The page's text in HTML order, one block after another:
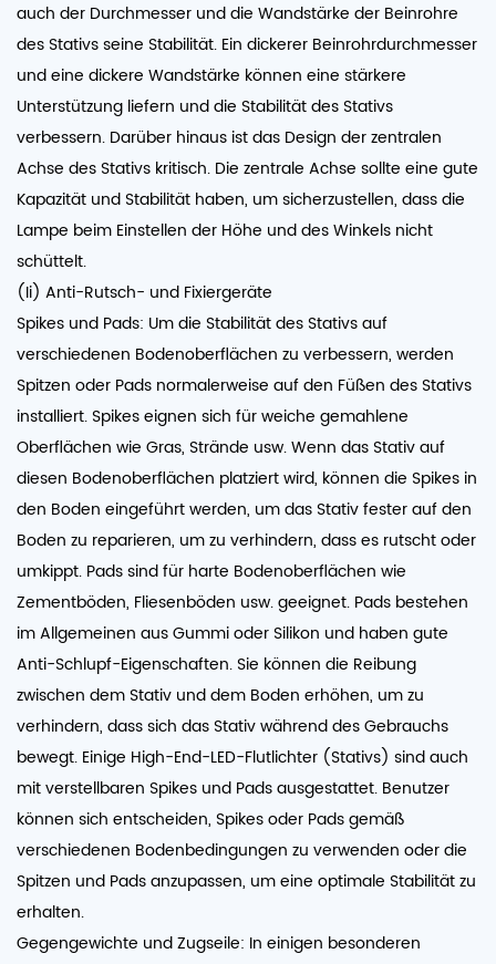
auch der Durchmesser und die Wandstärke der Beinrohre
des Stativs seine Stabilität. Ein dickerer Beinrohrdurchmesser
und eine dickere Wandstärke können eine stärkere
Unterstützung liefern und die Stabilität des Stativs
verbessern. Darüber hinaus ist das Design der zentralen
Achse des Stativs kritisch. Die zentrale Achse sollte eine gute
Kapazität und Stabilität haben, um sicherzustellen, dass die
Lampe beim Einstellen der Höhe und des Winkels nicht
schüttelt.
(Ii) Anti-Rutsch- und Fixiergeräte
Spikes und Pads: Um die Stabilität des Stativs auf
verschiedenen Bodenoberflächen zu verbessern, werden
Spitzen oder Pads normalerweise auf den Füßen des Stativs
installiert. Spikes eignen sich für weiche gemahlene
Oberflächen wie Gras, Strände usw. Wenn das Stativ auf
diesen Bodenoberflächen platziert wird, können die Spikes in
den Boden eingeführt werden, um das Stativ fester auf den
Boden zu reparieren, um zu verhindern, dass es rutscht oder
umkippt. Pads sind für harte Bodenoberflächen wie
Zementböden, Fliesenböden usw. geeignet. Pads bestehen
im Allgemeinen aus Gummi oder Silikon und haben gute
Anti-Schlupf-Eigenschaften. Sie können die Reibung
zwischen dem Stativ und dem Boden erhöhen, um zu
verhindern, dass sich das Stativ während des Gebrauchs
bewegt. Einige High-End-LED-Flutlichter (Stativs) sind auch
mit verstellbaren Spikes und Pads ausgestattet. Benutzer
können sich entscheiden, Spikes oder Pads gemäß
verschiedenen Bodenbedingungen zu verwenden oder die
Spitzen und Pads anzupassen, um eine optimale Stabilität zu
erhalten.
Gegengewichte und Zugseile: In einigen besonderen